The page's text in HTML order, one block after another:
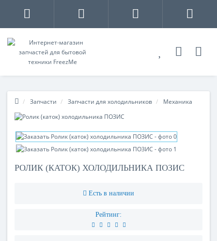
Запчасти Запчасти для холодильников Механика
РОЛИК (КАТОК) ХОЛОДИЛЬНИКА ПОЗИС
Есть в наличии
Рейтинг: